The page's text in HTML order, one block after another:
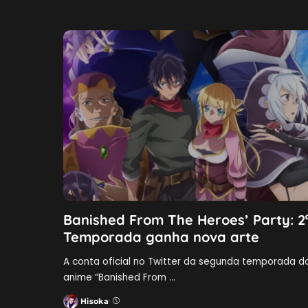
Banished From The Heroes’ Party:
Temporada ganha nova arte
A conta oficial no Twitter da segunda temporada
anime “Banished From ...
Posted
Hisoka